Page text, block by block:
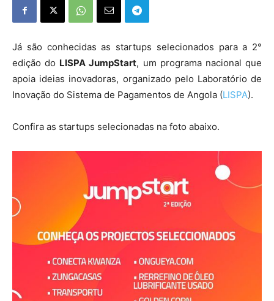
Já são conhecidas as startups selecionados para a 2°
edição do LISPA JumpStart, um programa nacional que
apoia ideias inovadoras, organizado pelo Laboratório de
Inovação do Sistema de Pagamentos de Angola (LISPA).
Confira as startups selecionadas na foto abaixo.